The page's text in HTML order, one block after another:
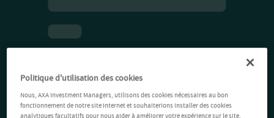
Politique d'utilisation des cookies
Nous, AXA Investment Managers, utilisons des cookies nécessaires au bon
fonctionnement de notre site Internet et souhaiterions installer des cookies
analytiques facultatifs pour nous aider à améliorer votre expérience sur le site,